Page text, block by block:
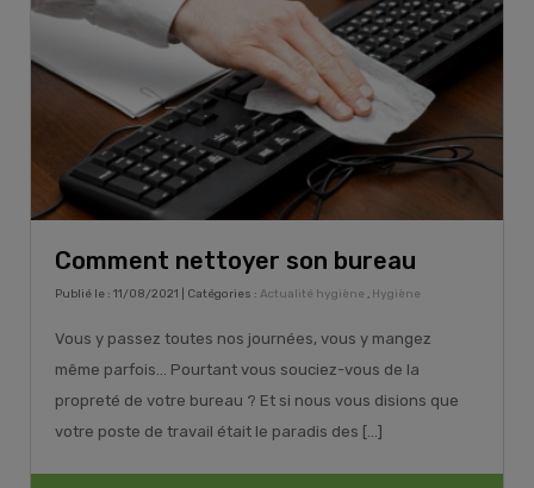
Comment nettoyer son bureau
Publié le : 11/08/2021 | Catégories : Actualité hygiène , Hygiène
Vous y passez toutes nos journées, vous y mangez
même parfois… Pourtant vous souciez-vous de la
propreté de votre bureau ? Et si nous vous disions que
votre poste de travail était le paradis des [...]